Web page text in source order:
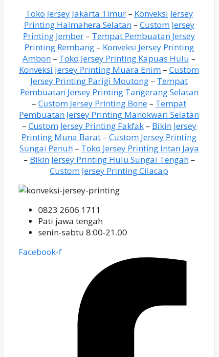
Toko Jersey Jakarta Timur– Konveksi Jersey
Printing Halmahera Selatan– Custom Jersey
Printing Jember – Tempat Pembuatan Jersey
Printing Rembang– Konveksi Jersey Printing
Ambon – Toko Jersey Printing Kapuas Hulu –
Konveksi Jersey Printing Muara Enim – Custom
Jersey Printing Parigi Moutong – Tempat
Pembuatan Jersey Printing Tangerang Selatan
– Custom Jersey Printing Bone – Tempat
Pembuatan Jersey Printing Manokwari Selatan
– Custom Jersey Printing Fakfak– Bikin Jersey
Printing Muna Barat – Custom Jersey Printing
Sungai Penuh– Toko Jersey Printing Intan Jaya
– Bikin Jersey Printing Hulu Sungai Tengah–
Custom Jersey Printing Cilacap
0823 2606 1711
Pati jawa tengah
senin-sabtu 8:00-21.00
Facebook-f